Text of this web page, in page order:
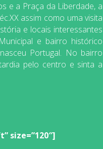
e a Praça da Liberdade, a
assim como uma visita
e locais interessantes
e bairro histórico
Portugal. No bairro
pelo centro e sinta a
size=”120″]